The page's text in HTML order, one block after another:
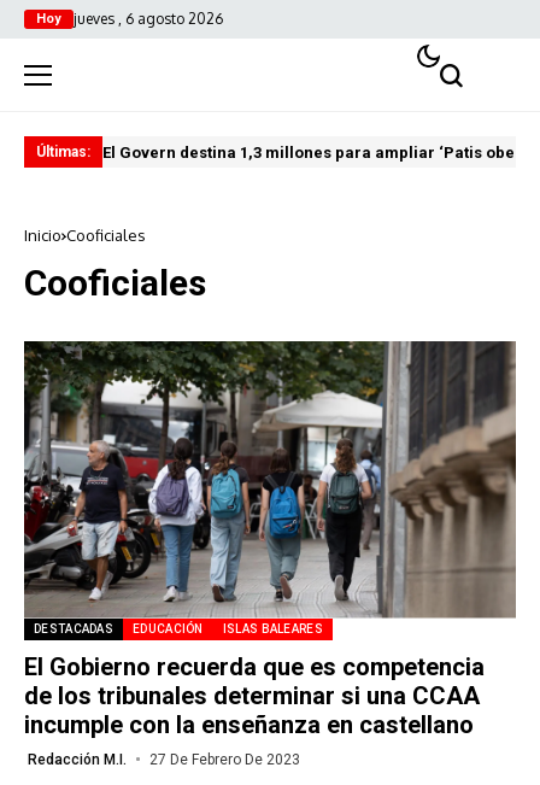
Hoy jueves , 6 agosto 2026
Últimas: El Govern destina 1,3 millones para ampliar ‘Patis
Inicio Cooficiales
Cooficiales
DESTACADAS EDUCACIÓN ISLAS BALEARES
El Gobierno recuerda que es competencia
de los tribunales determinar si una CCAA
incumple con la enseñanza en castellano
Redacción M.I. 27 De Febrero De 2023